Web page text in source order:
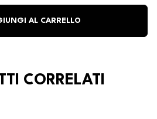
AL CARRELLO
CORRELATI